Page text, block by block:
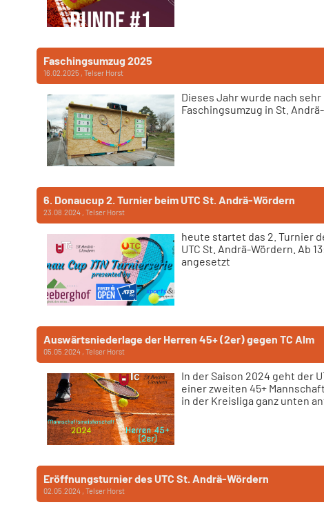
Faschingsumzug 2025
16.02.2025 , Telser Horst
Dieses Jahr wurde nach
Faschingsumzug in St.
6. Donaucup 2. Turnier beim UTC St. Andrä-Wördern
23.08.2024 , Telser Horst
heute startet das 2. Turnier
UTC St. Andrä-Wördern. Ab
angesetzt
Auswärtsniederlage der Herren 45+ (2er) gegen TC Alm
05.05.2024 , Telser Horst
In der Saison 2024 geht der
einer zweiten 45+
in der Kreisliga ganz unten
Eröffnungsturnier des UTC St. Andrä-Wördern
02.05.2024 , Telser Horst